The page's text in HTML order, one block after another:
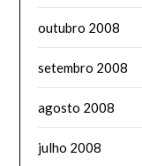
outubro 2008
setembro 2008
agosto 2008
julho 2008